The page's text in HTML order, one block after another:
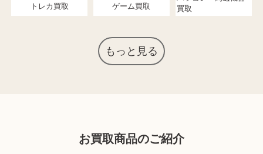
トレカ買取 ゲーム買取
買取
もっと見る
お買取商品のご紹介